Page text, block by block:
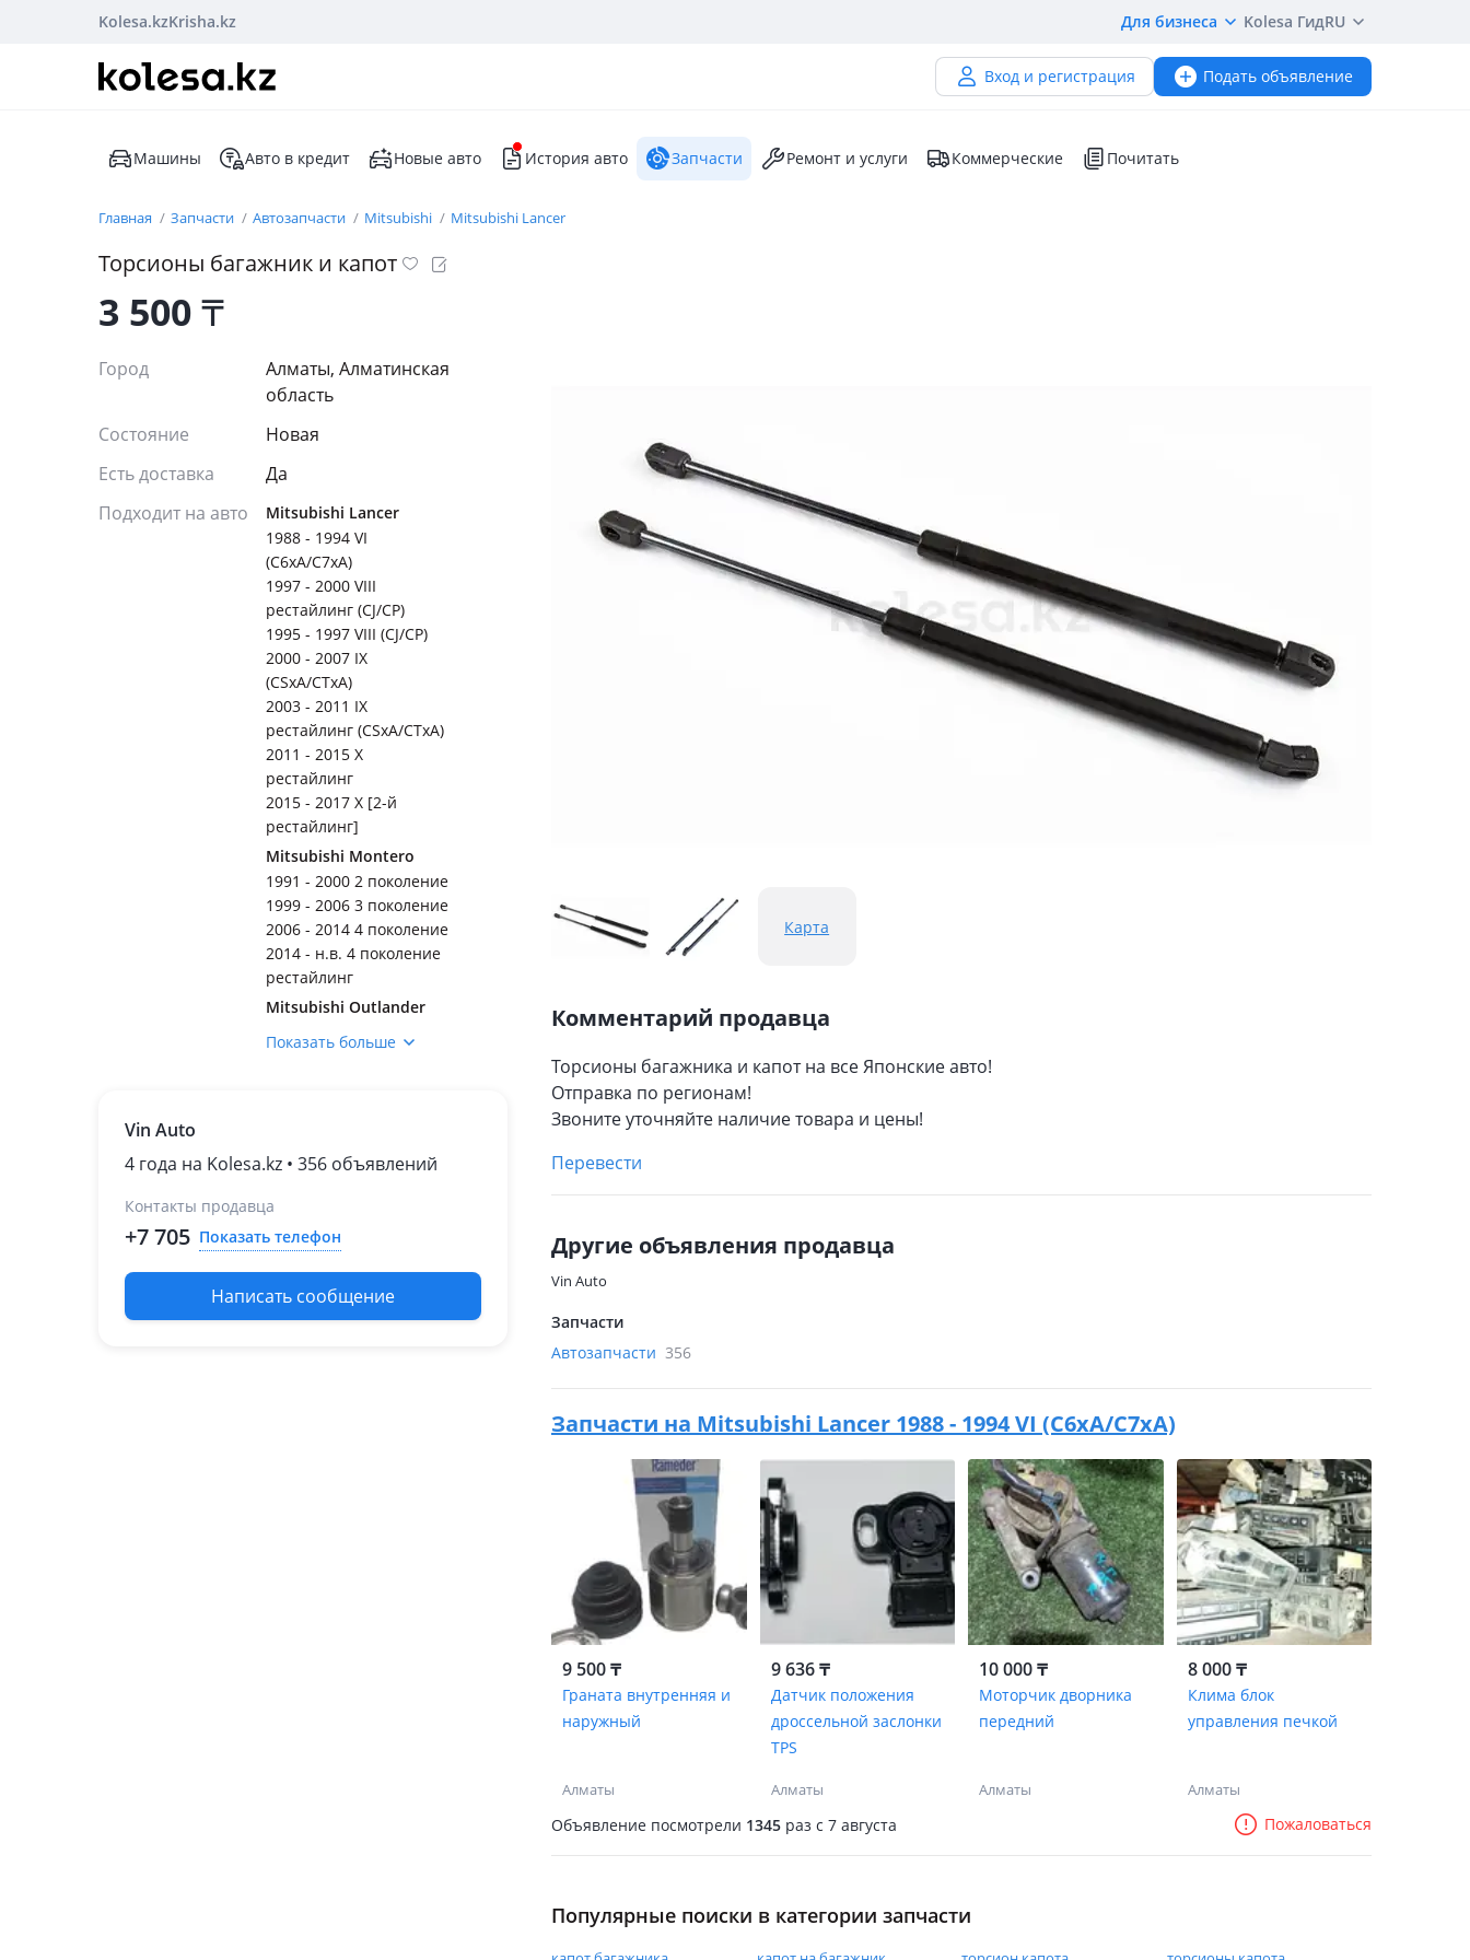
Kolesa.kzKrisha.kz Для бизнеса Kolesa ГидRU
Вход и регистрация Подать объявление
Машины Авто в кредит Новые авто История авто Запчасти Ремонт и услуги Коммерческие Почитать
Главная Запчасти Автозапчасти Mitsubishi Mitsubishi Lancer
Торсионы багажник и капот
3 500₸
Город
Алматы, Алматинская
область
Состояние
Новая
Есть доставка
Да
Подходит на авто
Mitsubishi Lancer
1988 - 1994 VI
(C6xA/C7xA)
1997 - 2000 VIII
рестайлинг (CJ/CP)
1995 - 1997 VIII (CJ/CP)
2000 - 2007 IX
(CSxA/CTxA)
2003 - 2011 IX
рестайлинг (CSxA/CTxA)
2011 - 2015 X
рестайлинг
2015 - 2017 X [2-й
рестайлинг]
Mitsubishi Montero
1991 - 2000 2 поколение
1999 - 2006 3 поколение
2006 - 2014 4 поколение
2014 - н.в. 4 поколение
рестайлинг
Mitsubishi Outlander
2002 - 2008 1 поколение
рестайлинг (CWxW)
2012 - 2014 3 поколение
(GGxW/GFxW/ZJ/ZL/ZK)
рестайлинг
(GGxW/GFxW/ZJ/ZL/ZK)
2015 - 2018 3 поколение
[2-й рестайлинг]
Показать больше
Vin Auto
4 года на Kolesa.kz • 356 объявлений
Контакты продавца
+7 705 Показать телефон
Написать сообщение
Карта
Комментарий продавца
Торсионы багажника и капот на все Японские авто!
Отправка по регионам!
Звоните уточняйте наличие товара и цены!
Перевести
Другие объявления продавца
Vin Auto
Запчасти
Автозапчасти 356
Запчасти на Mitsubishi Lancer 1988 - 1994 VI (C6xA/C7xA)
9 500 ₸
Граната внутренняя и
наружный
Алматы
9 636 ₸
Датчик положения
дроссельной заслонки
TPS
Алматы
10 000 ₸
Моторчик дворника
передний
Алматы
8 000 ₸
Клима блок
управления печкой
Алматы
Объявление посмотрели 1345 раз c 7 августа Пожаловаться
Популярные поиски в категории запчасти